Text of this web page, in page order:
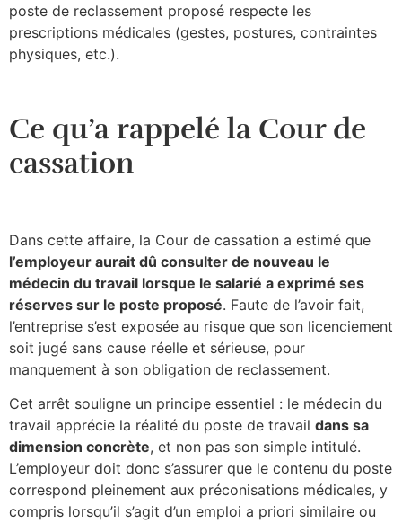
poste de reclassement proposé respecte les
prescriptions médicales (gestes, postures, contraintes
physiques, etc.).
Ce qu’a rappelé la Cour de
cassation
Dans cette affaire, la Cour de cassation a estimé que
l’employeur aurait dû consulter de nouveau le
médecin du travail lorsque le salarié a exprimé ses
réserves sur le poste proposé. Faute de l’avoir fait,
l’entreprise s’est exposée au risque que son licenciement
soit jugé sans cause réelle et sérieuse, pour
manquement à son obligation de reclassement.
Cet arrêt souligne un principe essentiel : le médecin du
travail apprécie la réalité du poste de travail dans sa
dimension concrète, et non pas son simple intitulé.
L’employeur doit donc s’assurer que le contenu du poste
correspond pleinement aux préconisations médicales, y
compris lorsqu’il s’agit d’un emploi a priori similaire ou